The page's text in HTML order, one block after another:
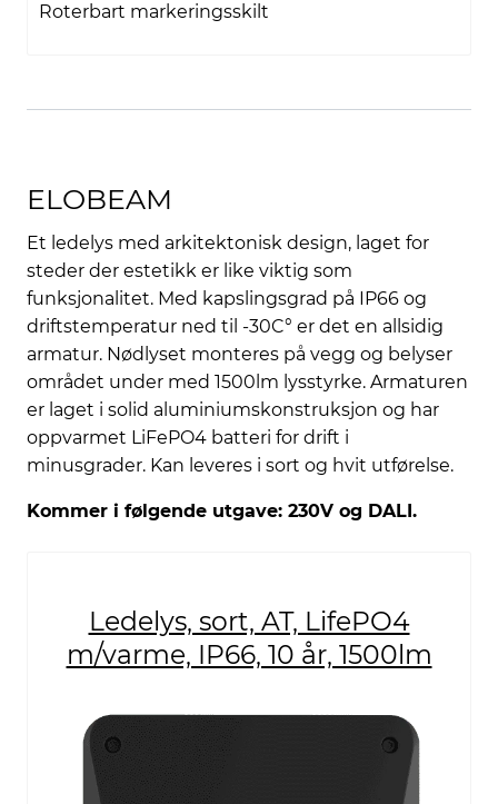
Roterbart markeringsskilt
ELOBEAM
Et ledelys med arkitektonisk design, laget for
steder der estetikk er like viktig som
funksjonalitet. Med kapslingsgrad på IP66 og
driftstemperatur ned til -30C° er det en allsidig
armatur. Nødlyset monteres på vegg og belyser
området under med 1500lm lysstyrke. Armaturen
er laget i solid aluminiumskonstruksjon og har
oppvarmet LiFePO4 batteri for drift i
minusgrader. Kan leveres i sort og hvit utførelse.
Kommer i følgende utgave: 230V og DALI.
Ledelys, sort, AT, LifePO4
m/varme, IP66, 10 år, 1500lm